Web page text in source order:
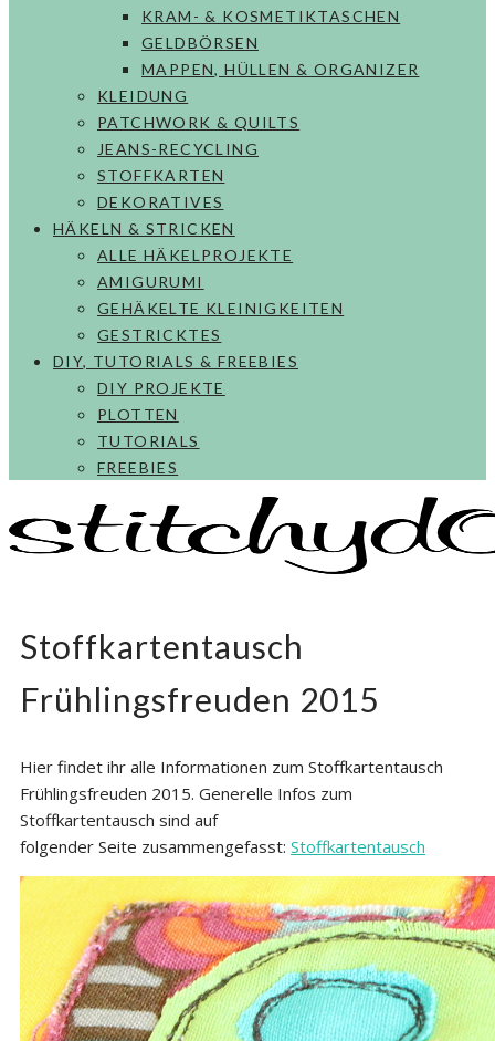
KRAM- & KOSMETIKTASCHEN
GELDBÖRSEN
MAPPEN, HÜLLEN & ORGANIZER
KLEIDUNG
PATCHWORK & QUILTS
JEANS-RECYCLING
STOFFKARTEN
DEKORATIVES
HÄKELN & STRICKEN
ALLE HÄKELPROJEKTE
AMIGURUMI
GEHÄKELTE KLEINIGKEITEN
GESTRICKTES
DIY, TUTORIALS & FREEBIES
DIY PROJEKTE
PLOTTEN
TUTORIALS
FREEBIES
Stoffkartentausch
Frühlingsfreuden 2015
Hier findet ihr alle Informationen zum Stoffkartentausch
Frühlingsfreuden 2015. Generelle Infos zum
Stoffkartentausch sind auf
folgender Seite zusammengefasst: Stoffkartentausch